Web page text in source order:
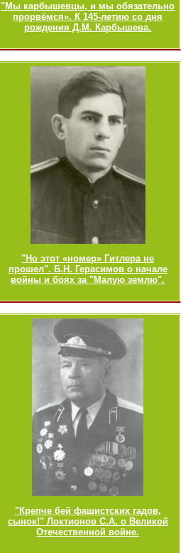
"Мы карбышевцы, и мы обязательно
прорвёмся». К 145-летию со дня
рождения Д.М. Карбышева.
"Но этот «номер» Гитлера не
прошел". Б.Н. Герасимов о начале
войны и боях за "Малую землю".
"Крепче бей фашистских гадов,
сынок!" Локтионов С.А. о Великой
Отечественной войне.